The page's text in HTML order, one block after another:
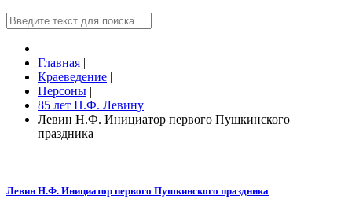
Главная |
Краеведение |
Персоны |
85 лет Н.Ф. Левину |
Левин Н.Ф. Инициатор первого Пушкинского
праздника
Левин Н.Ф. Инициатор первого Пушкинского праздника